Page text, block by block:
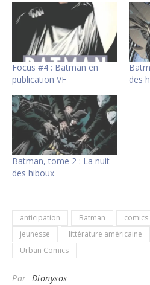
Focus #4 : Batman en
publication VF
des
Batman, tome 2 : La nuit
des hiboux
anticipation Batman comics
jeunesse
littérature américaine
Urban Comics
Par Dionysos